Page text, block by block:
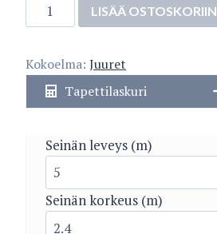
Elise
5462-
määrä
LISÄÄ OSTOSKORIIN
Kokoelma: Juuret
Tapettilaskuri
Seinän leveys (m)
Seinän korkeus (m)